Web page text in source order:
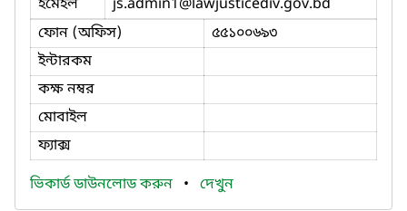
ইমেইল
js.admin1@lawjusticediv.gov.bd
ফোন (অফিস)
৫৫১০০৬৯৩
ইন্টারকম
কক্ষ নম্বর
মোবাইল
ফ্যাক্স
ভিকার্ড ডাউনলোড করুন • দেখুন